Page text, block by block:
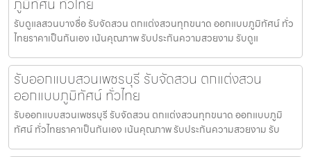
รับดูแลสวนบางซื่อ รับจัดสวน ตกแต่งสวนทุกขนาด ออกแบบภูมิทัศน์ ทั่ว
ไทยราคาเป็นกันเอง เน้นคุณภาพ รับประกันความสวยงาม รับดูแ
รับออกแบบสวนเพชรบุรี รับจัดสวน ตกแต่งสวน
ออกแบบภูมิทัศน์ ทั่วไทย
รับออกแบบสวนเพชรบุรี รับจัดสวน ตกแต่งสวนทุกขนาด ออกแบบภูมิ
ทัศน์ ทั่วไทยราคาเป็นกันเอง เน้นคุณภาพ รับประกันความสวยงาม รับ